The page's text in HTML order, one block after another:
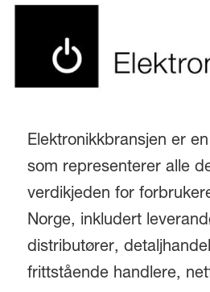
Elektronikkbransjen er
som representerer alle
verdikjeden for
Norge, inkludert
distributører,
frittstående handlere,